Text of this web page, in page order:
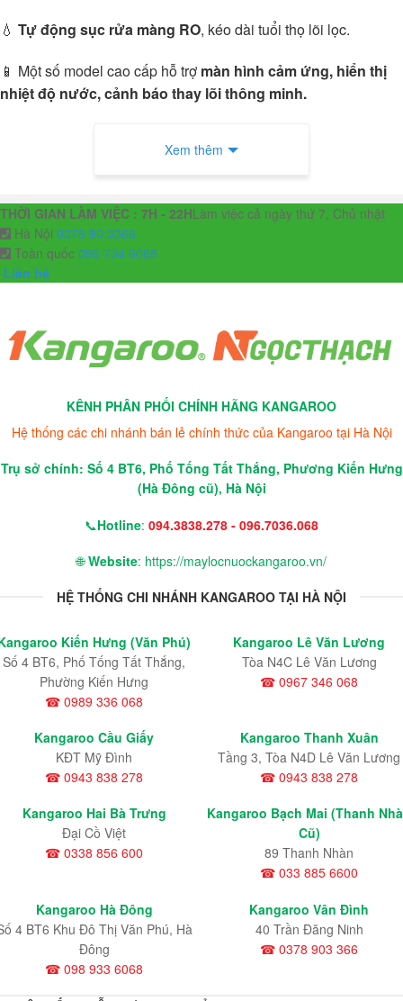
💧 Tự động sục rửa màng RO, kéo dài tuổi thọ lõi lọc.
📱 Một số model cao cấp hỗ trợ màn hình cảm ứng, hiển thị
nhiệt độ nước, cảnh báo thay lõi thông minh.
Xem thêm
THỜI GIAN LÀM VIỆC : 7H - 22HLàm việc cả ngày thứ 7, Chủ nhật
Hà Nội 0378 90 3366
Toàn quốc 096 734 6068
Liên hệ
KÊNH PHÂN PHỐI CHÍNH HÃNG KANGAROO
Hệ thống các chi nhánh bán lẻ chính thức của Kangaroo tại Hà Nội
Trụ sở chính: Số 4 BT6, Phố Tống Tất Thắng, Phương Kiến Hưng
(Hà Đông cũ), Hà Nội
📞Hotline: 094.3838.278 - 096.7036.068
🌐Website: https://maylocnuockangaroo.vn/
HỆ THỐNG CHI NHÁNH KANGAROO TẠI HÀ NỘI
Kiến Hưng (Văn Phú)
Số 4 BT6, Phố Tống Tất Thắng,
Phường Kiến Hưng
☎ 0989 336 068
Kangaroo Lê Văn Lương
Tòa N4C Lê Văn Lương
☎ 0967 346 068
Kangaroo Cầu Giấy
KĐT Mỹ Đình
☎ 0943 838 278
Kangaroo Thanh Xuân
Tầng 3, Tòa N4D Lê Văn Lương
☎ 0943 838 278
Kangaroo Hai Bà Trưng
Đại Cồ Việt
☎ 0338 856 600
Kangaroo Bạch Mai (Thanh
Cũ)
89 Thanh Nhàn
☎ 033 885 6600
Kangaroo Hà Đông
4 BT6 Khu Đô Thị Văn Phú, Hà
Đông
☎ 098 933 6068
Kangaroo Vân Đình
40 Trần Đăng Ninh
☎ 0378 903 366